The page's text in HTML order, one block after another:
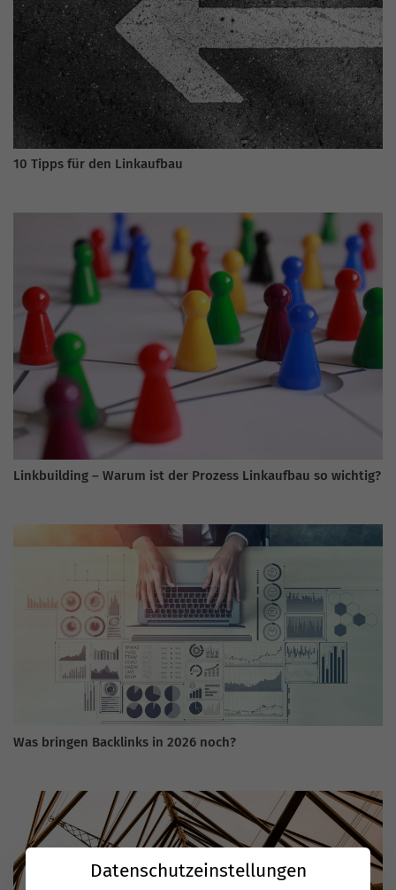
10 Tipps für den Linkaufbau
Linkbuilding – Warum ist der Prozess Linkaufbau so wichtig?
Was bringen Backlinks in 2026 noch?
Datenschutzeinstellungen